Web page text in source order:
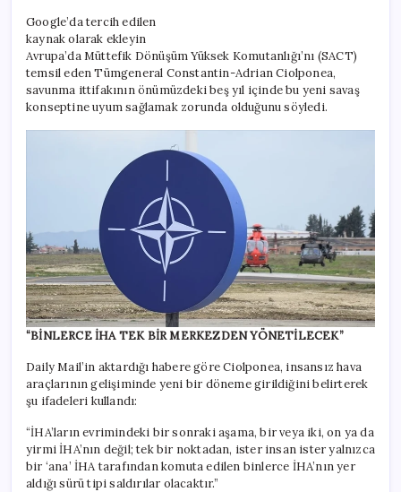
Google’da tercih edilen
kaynak olarak ekleyin
Avrupa’da Müttefik Dönüşüm Yüksek Komutanlığı’nı (SACT)
temsil eden Tümgeneral Constantin-Adrian Ciolponea,
savunma ittifakının önümüzdeki beş yıl içinde bu yeni savaş
konseptine uyum sağlamak zorunda olduğunu söyledi.
“BİNLERCE İHA TEK BİR MERKEZDEN YÖNETİLECEK”
Daily Mail’in aktardığı habere göre Ciolponea, insansız hava
araçlarının gelişiminde yeni bir döneme girildiğini belirterek
şu ifadeleri kullandı:
“İHA’ların evrimindeki bir sonraki aşama, bir veya iki, on ya da
yirmi İHA’nın değil; tek bir noktadan, ister insan ister yalnızca
bir ‘ana’ İHA tarafından komuta edilen binlerce İHA’nın yer
aldığı sürü tipi saldırılar olacaktır.”